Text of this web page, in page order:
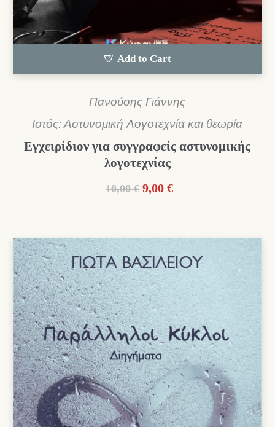
Add to Cart
Πανούσης Γιάννης
Ιστός: Αστυνομική Λογοτεχνία και θεωρία
Εγχειρίδιον για συγγραφείς αστυνομικής
λογοτεχνίας
10,00 € Original
10,00 €.
9,00 €Η
είναι:
9,00 €.